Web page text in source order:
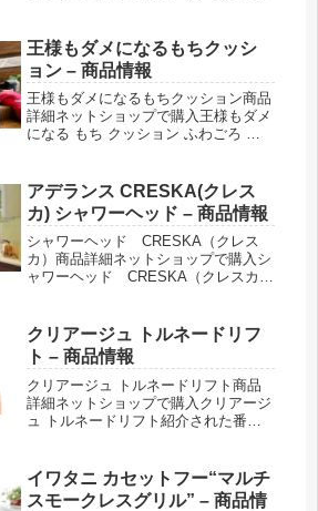
ー紹介された番組こんな商品もおスス
メ！
王様もダメになるもちクッシ
ョン – 商品情報
王様もダメになるもちクッション商品
詳細ネットショップで購入王様もダメ
になる もち クッション ふわごろ ＆
メになる もち クッション ふわごろ用
補充ビーズ紹介され...
アデランス CRESKA(クレス
カ) シャワーヘッド – 商品情報
シャワーヘッド CRESKA（クレス
カ）商品詳細ネットショップで購入シ
ャワーヘッド CRESKA（クレスカ）
クリアージュ トルネードリフ
ト – 商品情報
クリアージュ トルネードリフト商品
詳細ネットショップで購入クリアージ
ュ トルネードリフト紹介された番組
イワタニ カセットフー“マルチ
スモークレスグリル” – 商品情